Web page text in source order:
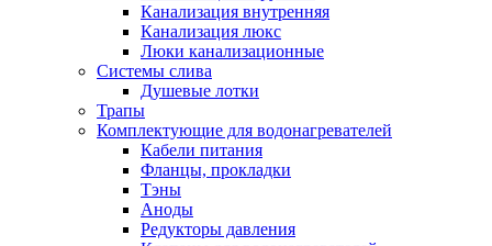
Обмен и возврат товара
Вакансии
Канализация внутренняя
Канализация люкс
Люки канализационные
Системы слива
Душевые лотки
Трапы
Комплектующие для водонагревателей
Кабели питания
Фланцы, прокладки
Тэны
Аноды
Редукторы давления